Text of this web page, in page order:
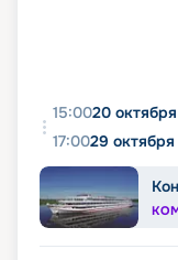
15:0020
17:0029